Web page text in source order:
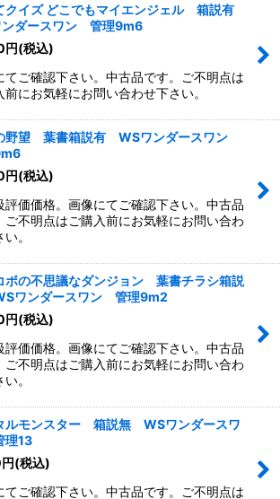
クイズ どこでもマイエンジェル 箱説有
ンダースワン 管理9m6
円(税込)
てご確認下さい。中古品です。ご不明点は
前にお気軽にお問い合わせ下さい。
野望 葉書箱説有 WSワンダースワン
円(税込)
評価価格。画像にてご確認下さい。中古品
ご不明点はご購入前にお気軽にお問い合わ
。
ボの不思議なダンジョン 葉書チラシ箱説
ワンダースワン 管理9m2
円(税込)
評価価格。画像にてご確認下さい。中古品
ご不明点はご購入前にお気軽にお問い合わ
。
ルモンスター 箱説無 WSワンダースワ
13
円(税込)
てご確認下さい。中古品です。ご不明点は